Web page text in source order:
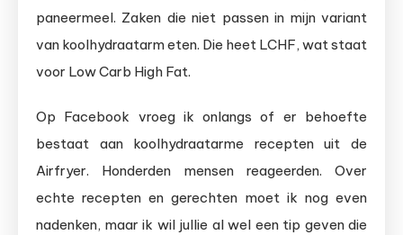
paneermeel. Zaken die niet passen in mijn variant
van koolhydraatarm eten. Die heet LCHF, wat staat
voor Low Carb High Fat.
Op Facebook vroeg ik onlangs of er behoefte
bestaat aan koolhydraatarme recepten uit de
Airfryer. Honderden mensen reageerden. Over
echte recepten en gerechten moet ik nog even
nadenken, maar ik wil jullie al wel een tip geven die